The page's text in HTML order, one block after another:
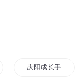
庆阳成长手札